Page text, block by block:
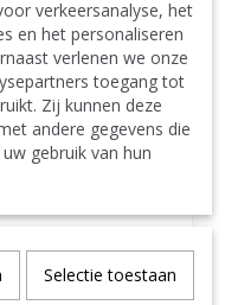
verkeersanalyse, het
en het personaliseren
verlenen we onze
toegang tot
Zij kunnen deze
andere gegevens die
gebruik van hun
Selectie toestaan